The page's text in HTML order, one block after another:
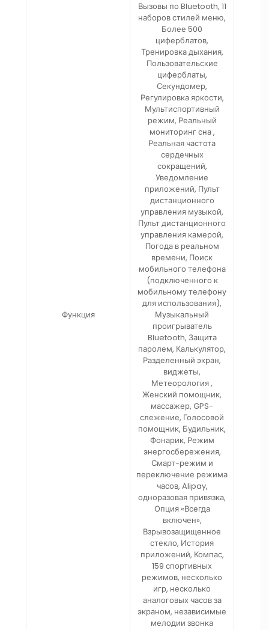
Функция
Вызовы по Bluetooth, 11
наборов стилей меню,
Более 500
циферблатов,
Тренировка дыхания,
Пользовательские
циферблаты,
Секундомер,
Регулировка яркости,
Мультиспортивный
режим, Реальный
мониторинг сна ,
Реальная частота
сердечных
сокращений,
Уведомление
приложений, Пульт
дистанционного
управления музыкой,
Пульт дистанционного
управления камерой,
Погода в реальном
времени, Поиск
мобильного телефона
(подключенного к
мобильному телефону
для использования),
Музыкальный
проигрыватель
Bluetooth, Защита
паролем, Калькулятор,
Разделенный экран,
виджеты,
Метеорология ,
Женский помощник,
массажер, GPS-
слежение, Голосовой
помощник, Будильник,
Фонарик, Режим
энергосбережения,
Смарт-режим и
переключение режима
часов, Alipay,
одноразовая привязка,
Опция «Всегда
включен»,
Взрывозащищенное
стекло, История
приложений, Компас,
159 спортивных
режимов, несколько
игр, несколько
аналоговых часов за
экраном, независимые
мелодии звонка